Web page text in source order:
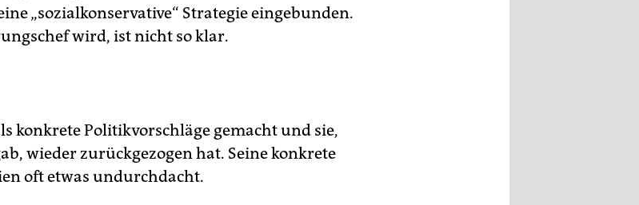
„sozialkonservative“ Strategie eingebunden.
wird, ist nicht so klar.
konkrete Politikvorschläge gemacht und sie,
wieder zurückgezogen hat. Seine konkrete
oft etwas undurchdacht.